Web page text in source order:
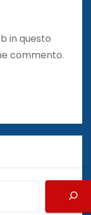
in questo
commento.